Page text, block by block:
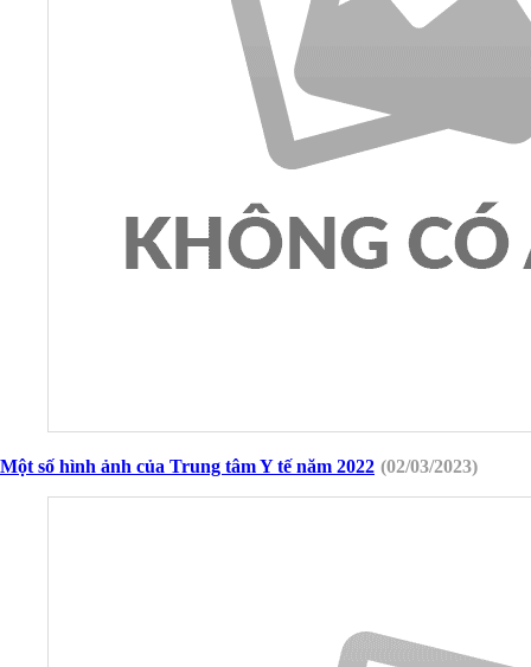
Một số hình ảnh của Trung tâm Y tế năm 2022 (02/03/2023)